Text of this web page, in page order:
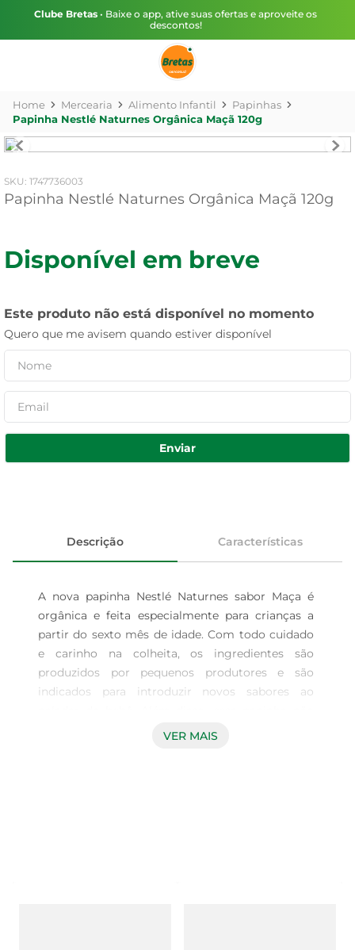
Clube Bretas • Baixe o app, ative suas ofertas e aproveite os
descontos!
Mercearia Alimento Infantil
Papinhas
Papinha Nestlé Naturnes Orgânica Maçã 120g
: 1747736003
Papinha Nestlé Naturnes Orgânica Maçã 120g
Disponível em breve
Este produto não está disponível no momento
Quero que me avisem quando estiver disponível
Enviar
Descrição Características
A nova papinha Nestlé Naturnes sabor Maça é
orgânica e feita especialmente para crianças a
partir do sexto mês de idade. Com todo cuidado
e carinho na colheita, os ingredientes são
produzidos por pequenos produtores e são
indicados para introduzir novos sabores ao
tem adição de açúcar*, de sal** e amido – o que
VER MAIS